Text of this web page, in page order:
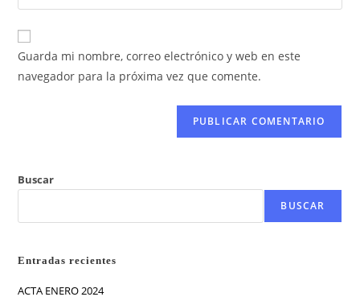
Guarda mi nombre, correo electrónico y web en este
navegador para la próxima vez que comente.
Buscar
BUSCAR
Entradas recientes
ACTA ENERO 2024